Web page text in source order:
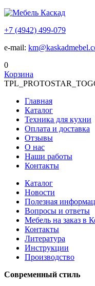
+7 (4942) 499-079
e-mail:
0
Корзина
Главная
Каталог
Техника для кухни
Оплата и доставка
Отзывы
О нас
Наши работы
Контакты
Каталог
Новости
Полезная
Вопросы и ответы
Мебель на заказ в
Контакты
Литература
Инструкции
Производство
Современный стиль